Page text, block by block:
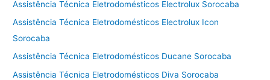
Assistência Técnica Eletrodomésticos Electrolux Sorocaba
Assistência Técnica Eletrodomésticos Electrolux Icon
Sorocaba
Assistência Técnica Eletrodomésticos Ducane Sorocaba
Assistência Técnica Eletrodomésticos Diva Sorocaba